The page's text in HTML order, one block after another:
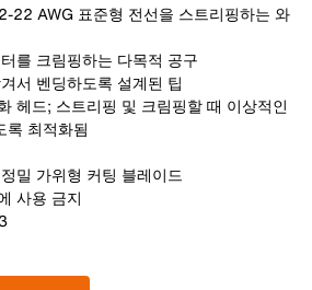
22 AWG 표준형 전선을 스트리핑하는 와
를 크림핑하는 다목적 공구
서 벤딩하도록 설계된 팁
헤드; 스트리핑 및 크림핑할 때 이상적인
록 최적화됨
밀 가위형 커팅 블레이드
사용 금지